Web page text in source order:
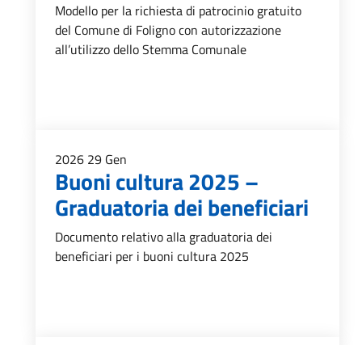
Modello per la richiesta di patrocinio gratuito
del Comune di Foligno con autorizzazione
all’utilizzo dello Stemma Comunale
2026 29 Gen
Buoni cultura 2025 –
Graduatoria dei beneficiari
Documento relativo alla graduatoria dei
beneficiari per i buoni cultura 2025